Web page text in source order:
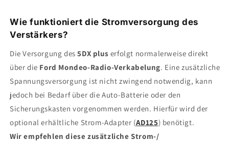
Wie funktioniert die Stromversorgung des
Verstärkers?
Die Versorgung des5DX plus erfolgt normalerweise direkt
über die Ford Mondeo-Radio-Verkabelung. Eine zusätzliche
Spannungsversorgung ist nicht zwingend notwendig, kann
jedoch bei Bedarf über die Auto-Batterie oder den
Sicherungskasten vorgenommen werden. Hierfür wird der
optional erhältliche Strom-Adapter (AD125) benötigt.
Wir empfehlen diese zusätzliche Strom-/